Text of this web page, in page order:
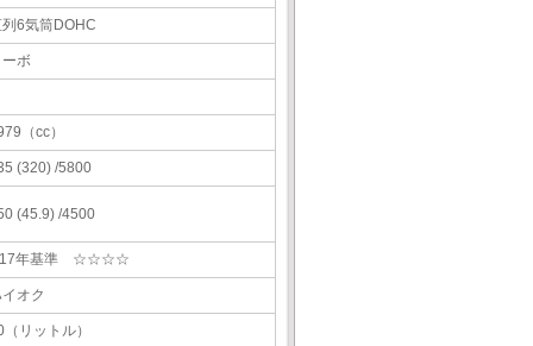
6気筒DOHC
ボ
（cc）
(320) /5800
(45.9) /4500
年基準 ☆☆☆☆
オク
（リットル）